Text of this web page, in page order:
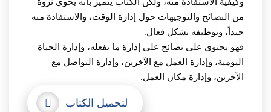
من النصائح والتوجيهات حول إدارة الوقت، والاستفادة منه
جيداً، وتوظيفه بشكل فعال.
فهو يحتوي على نصائح على إدارة ما نفعله، وإدارة الحياة
اليومية، وإدارة العمل مع الآخرين، وإدارة التواصل مع
الآخرين، وإدارة مكان العمل.
لتحميل الكتاب